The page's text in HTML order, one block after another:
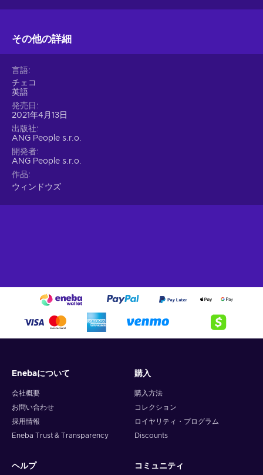
その他の詳細
言語
チェコ
英語
発売日
2021年4月13日
出版社
ANG People s.r.o.
開発者
ANG People s.r.o.
作品
ウィンドウズ
Enebaについて
会社概要
お問い合わせ
採用情報
Eneba Trust & Transparency
購入
購入方法
コレクション
ロイヤリティ・プログラム
Discounts
ヘルプ コミュニティ